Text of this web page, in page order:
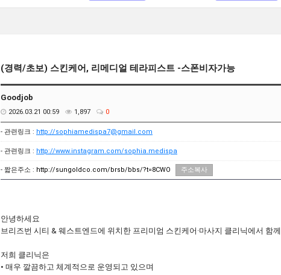
(경력/초보) 스킨케어, 리메디얼 테라피스트 -스폰비자가능
Goodjob
2026.03.21 00:59 1,897 0
- 관련링크 : http://sophiamedispa7@gmail.com
- 관련링크 : http://www.instagram.com/sophia.medispa
- 짧은주소 : http://sungoldco.com/brsb/bbs/?t=8CWO 주소복사
안녕하세요
브리즈번 시티 & 웨스트엔드에 위치한 프리미엄 스킨케어·마사지 클리닉에서 함
저희 클리닉은
• 매우 깔끔하고 체계적으로 운영되고 있으며